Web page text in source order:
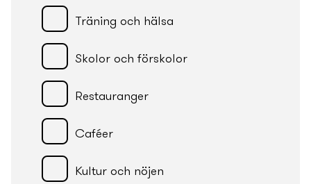
Träning och hälsa
Skolor och förskolor
Restauranger
Caféer
Kultur och nöjen